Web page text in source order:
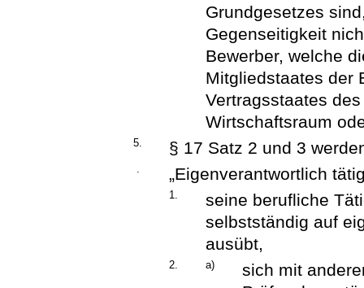
Grundgesetzes
Gegenseitigkeit
Bewerber, welche
Mitgliedstaates der
Vertragsstaates
Wirtschaftsraum
5. § 17 Satz 2 und 3
„Eigenverantwortlich
1.
seine berufliche
selbstständig auf
ausübt,
2. a)
sich mit